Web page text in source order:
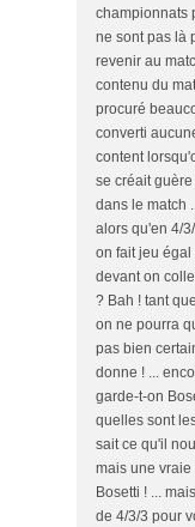
championnats
ne sont pas là
revenir au
contenu du
procuré
converti
content
se créait
dans le match
alors qu'en 4/
on fait jeu
devant on
? Bah ! tant
on ne pourra
pas bien
donne ! ...
garde-t-on
quelles sont
sait ce qu'il
mais une vraie
Bosetti ! ...
de 4/3/3 pour